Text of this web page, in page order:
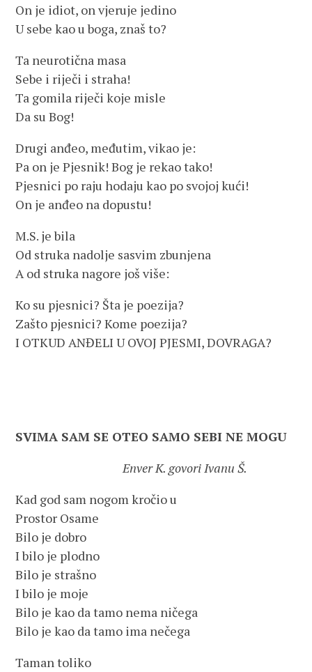
On je idiot, on vjeruje jedino
U sebe kao u boga, znaš to?
Ta neurotična masa
Sebe i riječi i straha!
Ta gomila riječi koje misle
Da su Bog!
Drugi anđeo, međutim, vikao je:
Pa on je Pjesnik! Bog je rekao tako!
Pjesnici po raju hodaju kao po svojoj kući!
On je anđeo na dopustu!
M.S. je bila
Od struka nadolje sasvim zbunjena
A od struka nagore još više:
Ko su pjesnici? Šta je poezija?
Zašto pjesnici? Kome poezija?
I OTKUD ANĐELI U OVOJ PJESMI, DOVRAGA?
SVIMA SAM SE OTEO SAMO SEBI NE MOGU
Enver K. govori Ivanu Š.
Kad god sam nogom kročio u
Prostor Osame
Bilo je dobro
I bilo je plodno
Bilo je strašno
I bilo je moje
Bilo je kao da tamo nema ničega
Bilo je kao da tamo ima nečega
Taman toliko